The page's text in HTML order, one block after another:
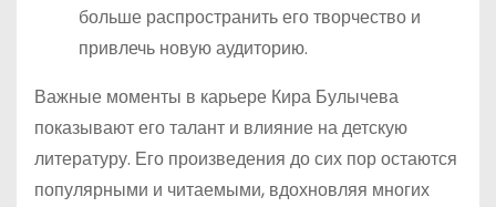
больше распространить его творчество и
привлечь новую аудиторию.
Важные моменты в карьере Кира Булычева
показывают его талант и влияние на детскую
литературу. Его произведения до сих пор остаются
популярными и читаемыми, вдохновляя многих